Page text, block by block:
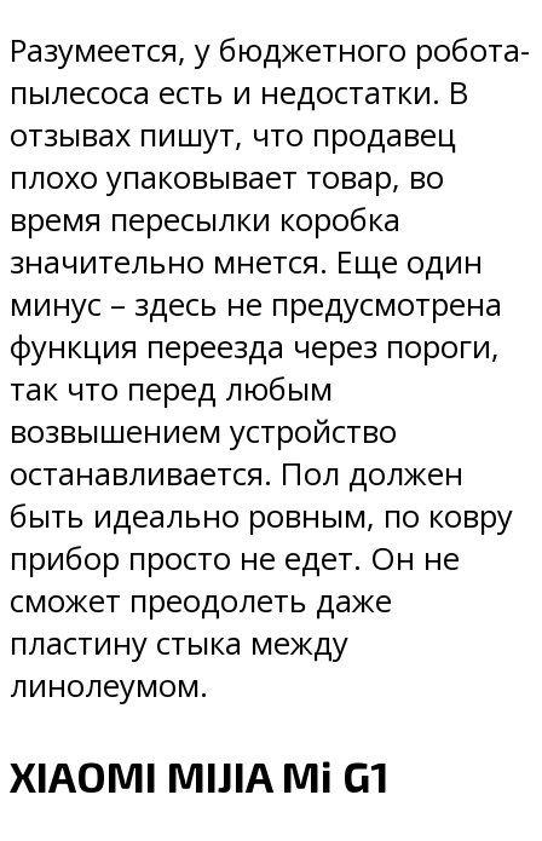
Разумеется, у бюджетного робота-
пылесоса есть и недостатки. В
отзывах пишут, что продавец
плохо упаковывает товар, во
время пересылки коробка
значительно мнется. Еще один
минус – здесь не предусмотрена
функция переезда через пороги,
так что перед любым
возвышением устройство
останавливается. Пол должен
быть идеально ровным, по ковру
прибор просто не едет. Он не
сможет преодолеть даже
пластину стыка между
линолеумом.
XIAOMI MIJIA Mi G1